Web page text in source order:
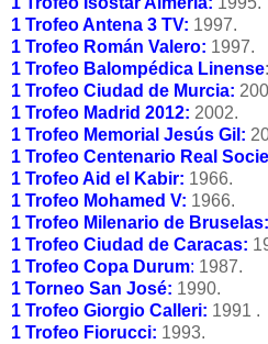
1 Trofeo Antena 3 TV: 1997.
1 Trofeo Román Valero: 1997.
1 Trofeo Balompédica Linense
1 Trofeo Ciudad de Murcia:
1 Trofeo Madrid 2012: 2002.
1 Trofeo Memorial Jesús Gil:
1 Trofeo Centenario Real
1 Trofeo Aid el Kabir: 1966.
1 Trofeo Mohamed V: 1966.
1 Trofeo Milenario de Bruselas:
1 Trofeo Ciudad de Caracas:
1 Trofeo Copa Durum: 1987.
1 Torneo San José: 1990.
1 Trofeo Giorgio Calleri: 1991 .
1 Trofeo Fiorucci: 1993.